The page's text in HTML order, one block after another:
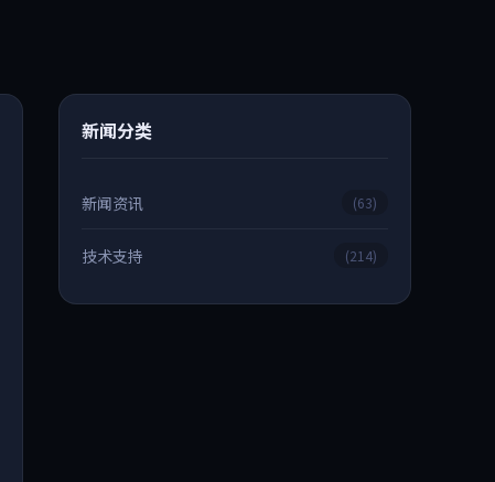
新闻分类
新闻资讯 (63)
技术支持 (214)